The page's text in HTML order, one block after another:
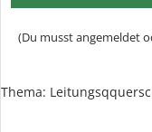
(Du musst angemeldet
Thema: